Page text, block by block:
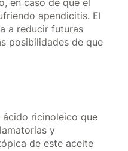
apendicitis. El
a reducir futuras
posibilidades de que
ricinoleico que
y
de este aceite